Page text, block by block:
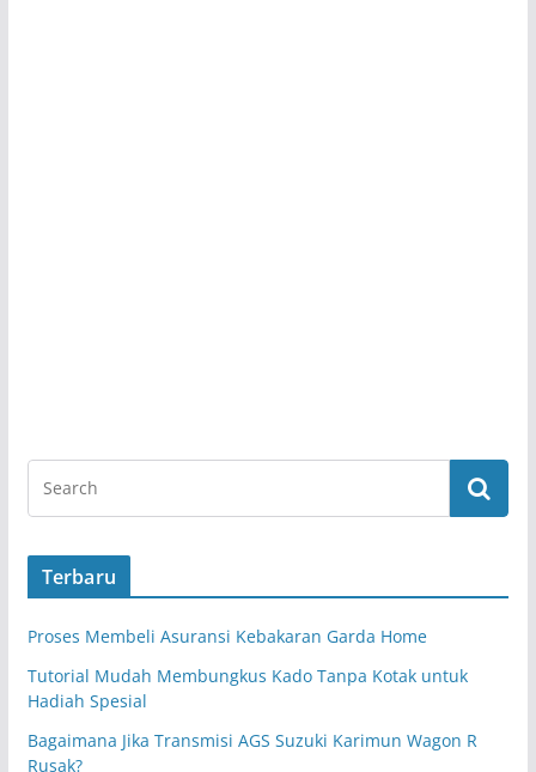
Terbaru
Proses Membeli Asuransi Kebakaran Garda Home
Tutorial Mudah Membungkus Kado Tanpa Kotak untuk
Hadiah Spesial
Bagaimana Jika Transmisi AGS Suzuki Karimun Wagon R
Rusak?